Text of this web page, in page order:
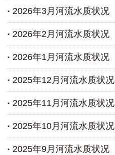
2026年3月河流水质状况
2026年2月河流水质状况
2026年1月河流水质状况
2025年12月河流水质状况
2025年11月河流水质状况
2025年10月河流水质状况
2025年9月河流水质状况